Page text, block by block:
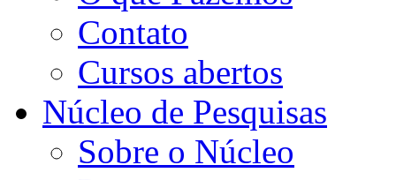
Contato
Cursos abertos
Núcleo de Pesquisas
Sobre o Núcleo